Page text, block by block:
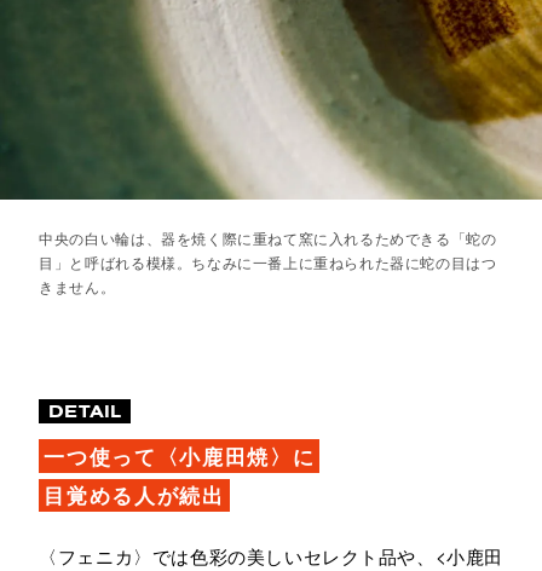
中央の白い輪は、器を焼く際に重ねて窯に入れるためできる「蛇の
目」と呼ばれる模様。ちなみに一番上に重ねられた器に蛇の目はつ
きません。
DETAIL
一つ使って〈小鹿田焼〉に
目覚める人が続出
〈フェニカ〉では色彩の美しいセレクト品や、<小鹿田